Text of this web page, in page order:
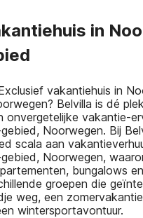
in
vakantiehuis in
Belvilla is dé
onvergetelijke vakantie-
Noorwegen. Bij
scala aan
Noorwegen,
bungalows
groepen die
weg, een
wintersportavontuur.